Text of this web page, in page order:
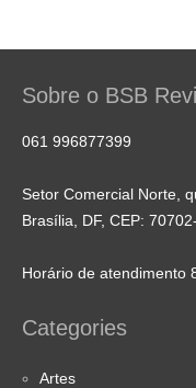
Sobre o BSB
061 996877399
Setor Comercial Norte,
Brasília, DF, CEP:
Horário de atendimento
Categories
Artes